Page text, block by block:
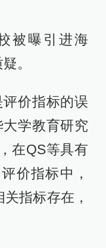
被曝引进海
。
价指标的误
学教育研究
在QS等具有
价指标中，
指标存在，